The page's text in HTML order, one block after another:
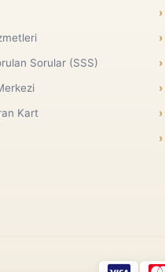
Sorular (SSS)
Kart